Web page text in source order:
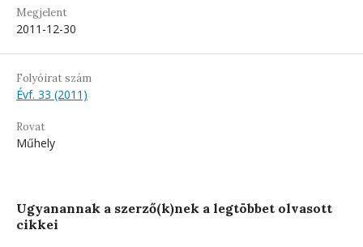
Megjelent
2011-12-30
Folyóirat szám
Évf. 33 (2011)
Rovat
Műhely
Ugyanannak a szerző(k)nek a legtöbbet olvasott
cikkei